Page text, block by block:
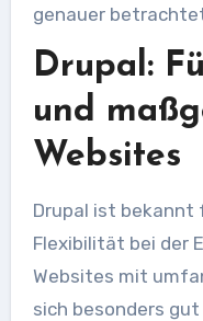
genauer
Drupal:
und
Websites
Drupal ist bekannt
Flexibilität bei der
Websites mit
sich besonders